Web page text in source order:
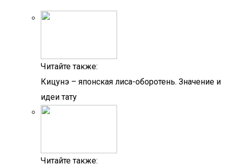
Читайте также:
Кицунэ – японская лиса-оборотень. Значение и
идеи тату
Читайте также: